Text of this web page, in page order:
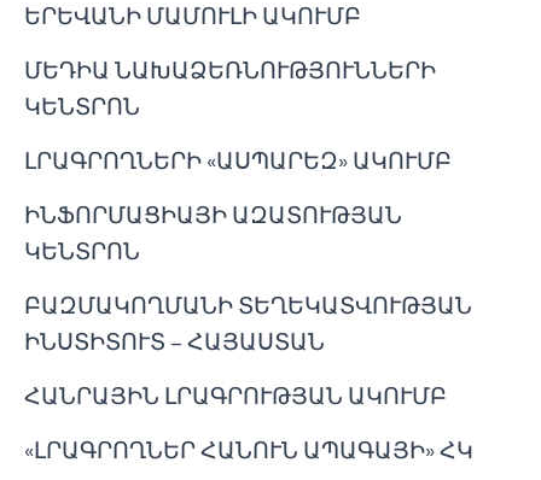
ԵՐԵՎԱՆԻ ՄԱՄՈՒԼԻ ԱԿՈՒՄԲ
ՄԵԴԻԱ ՆԱԽԱՁԵՌՆՈՒԹՅՈՒՆՆԵՐԻ
ԿԵՆՏՐՈՆ
ԼՐԱԳՐՈՂՆԵՐԻ «ԱՍՊԱՐԵԶ» ԱԿՈՒՄԲ
ԻՆՖՈՐՄԱՑԻԱՅԻ ԱԶԱՏՈՒԹՅԱՆ
ԿԵՆՏՐՈՆ
ԲԱԶՄԱԿՈՂՄԱՆԻ ՏԵՂԵԿԱՏՎՈՒԹՅԱՆ
ԻՆՍՏԻՏՈՒՏ – ՀԱՅԱՍՏԱՆ
ՀԱՆՐԱՅԻՆ ԼՐԱԳՐՈՒԹՅԱՆ ԱԿՈՒՄԲ
«ԼՐԱԳՐՈՂՆԵՐ ՀԱՆՈՒՆ ԱՊԱԳԱՅԻ» ՀԿ